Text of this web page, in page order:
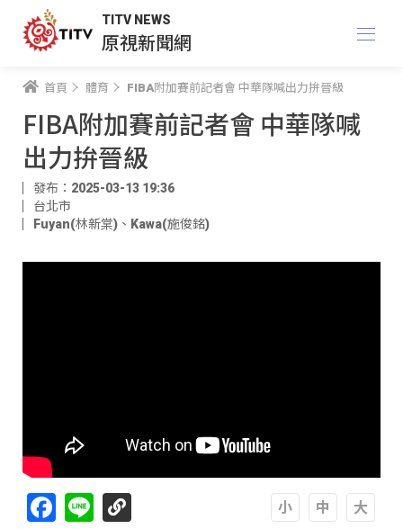
TITV NEWS
原視新聞網
首頁 體育 FIBA附加賽前記者會 中華隊喊出力拚晉級
FIBA附加賽前記者會 中華隊喊
出力拚晉級
發布：2025-03-13 19:36
台北市
Fuyan(林新棠) 、 Kawa(施俊銘)
Facebook
Line